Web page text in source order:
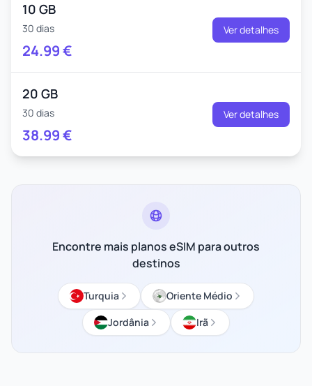
10 GB
30 dias
24.99€
Ver detalhes
20 GB
30 dias
38.99€
Ver detalhes
Encontre mais planos eSIM para outros
destinos
Turquia
Oriente Médio
Jordânia
Irã